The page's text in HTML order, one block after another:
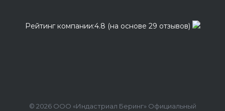
Рейтинг компании:4.8 (на основе 29 отзывов)
© 2026 ООО «Индастриал Беринг» Официальный